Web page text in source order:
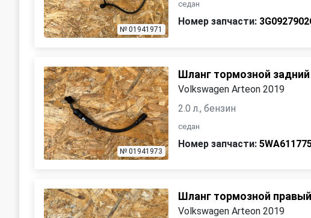
№ 01941971
седан
Номер запчасти:
№ 01941973
Шланг тормозной задний
Volkswagen Arteon 2019
2.0 л., бензин
седан
Номер запчасти:
Шланг тормозной правый
Volkswagen Arteon 2019